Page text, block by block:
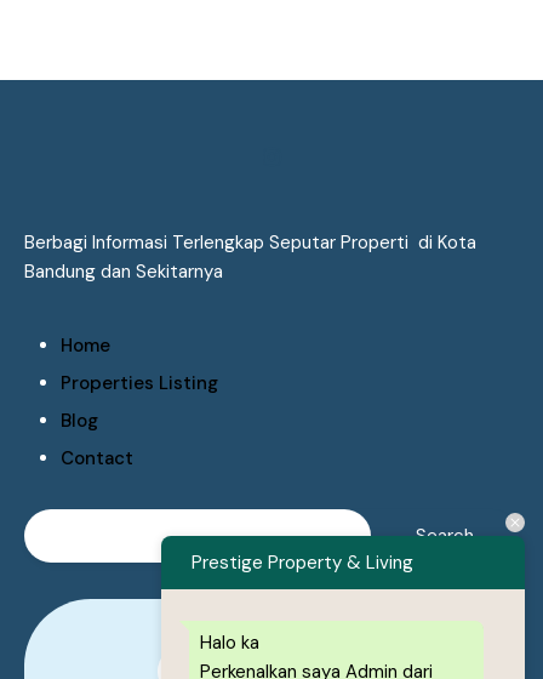
Berbagi Informasi Terlengkap Seputar Properti di Kota
Bandung dan Sekitarnya
Home
Properties Listing
Blog
Contact
0878-1222-8443
Prestige Property & Living
Halo ka
Perkenalkan saya Admin dari